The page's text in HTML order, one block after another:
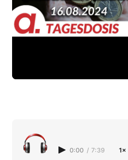
0:00 / 7:39 1×